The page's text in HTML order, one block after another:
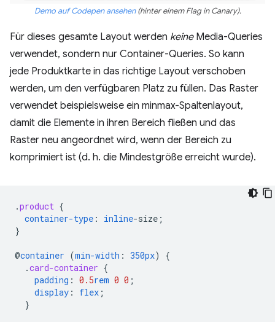
Demo auf Codepen ansehen(hinter einem Flag in Canary).
Für dieses gesamte Layout werden keineMedia-Queries
verwendet, sondern nur Container-Queries. So kann
jede Produktkarte in das richtige Layout verschoben
werden, um den verfügbaren Platz zu füllen. Das Raster
verwendet beispielsweise ein minmax-Spaltenlayout,
damit die Elemente in ihren Bereich fließen und das
Raster neu angeordnet wird, wenn der Bereich zu
komprimiert ist (d. h. die Mindestgröße erreicht wurde).
.product {
container-type : inline-size ;
}
@container (min-width : 350px)
{
.card-container {
padding : 0.5rem 0 0 ;
display : flex ;
}